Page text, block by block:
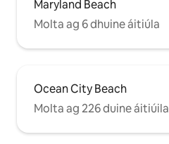
Maryland Beach
Molta ag 6 dhuine áitiúla
Ocean City Beach
Molta ag 226 duine áitiúila